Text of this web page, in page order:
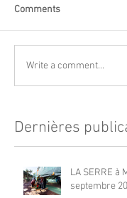
Comments
Write a comment...
Dernières
LA SERRE à
septembre